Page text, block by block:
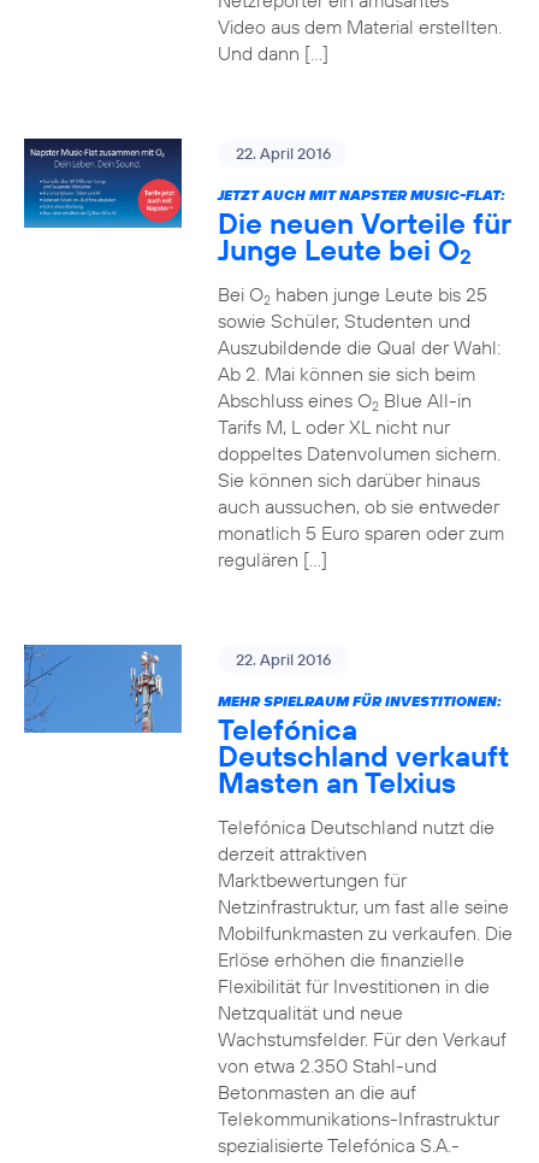
Video aus dem Material erstellten.
Und dann […]
22. April 2016
JETZT AUCH MIT NAPSTER MUSIC-FLAT:
Die neuen Vorteile für
Junge Leute bei O2
Bei O2haben junge Leute bis 25
sowie Schüler, Studenten und
Auszubildende die Qual der Wahl:
Ab 2. Mai können sie sich beim
Abschluss eines O2Blue All-in
Tarifs M, L oder XL nicht nur
doppeltes Datenvolumen sichern.
Sie können sich darüber hinaus
auch aussuchen, ob sie entweder
monatlich 5 Euro sparen oder zum
regulären […]
22. April 2016
MEHR SPIELRAUM FÜR INVESTITIONEN:
Telefónica
Deutschland verkauft
Masten an Telxius
Telefónica Deutschland nutzt die
derzeit attraktiven
Marktbewertungen für
Netzinfrastruktur, um fast alle seine
Mobilfunkmasten zu verkaufen. Die
Erlöse erhöhen die finanzielle
Flexibilität für Investitionen in die
Netzqualität und neue
Wachstumsfelder. Für den Verkauf
von etwa 2.350 Stahl-und
Betonmasten an die auf
Telekommunikations-Infrastruktur
spezialisierte Telefónica S.A.-